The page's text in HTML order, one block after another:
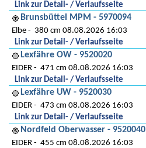
Link zur Detail- / Verlaufsseite
Brunsbüttel MPM - 5970094
Elbe
380 cm 08.08.2026 16:03
Link zur Detail- / Verlaufsseite
Lexfähre OW - 9520020
EIDER
471 cm 08.08.2026 16:03
Link zur Detail- / Verlaufsseite
Lexfähre UW - 9520030
EIDER
473 cm 08.08.2026 16:03
Link zur Detail- / Verlaufsseite
Nordfeld Oberwasser - 9520040
EIDER
455 cm 08.08.2026 16:03